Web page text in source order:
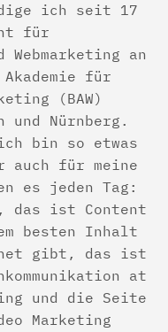
ich seit 17
für
Webmarketing an
für
(BAW)
und Nürnberg.
bin so etwas
auch für meine
es jeden Tag:
das ist Content
besten Inhalt
gibt, das ist
at
und die Seite
Marketing